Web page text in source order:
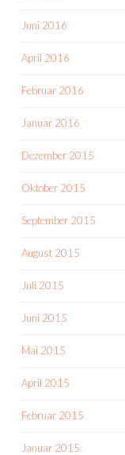
Juni 2016
April 2016
Februar 2016
Januar 2016
Dezember 2015
Oktober 2015
September 2015
August 2015
Juli 2015
Juni 2015
Mai 2015
April 2015
Februar 2015
Januar 2015